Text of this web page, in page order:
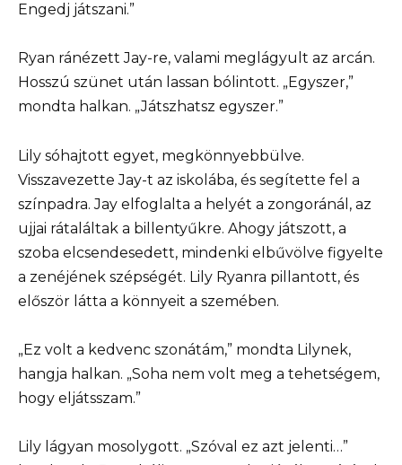
Engedj játszani.”
Ryan ránézett Jay-re, valami meglágyult az arcán.
Hosszú szünet után lassan bólintott. „Egyszer,”
mondta halkan. „Játszhatsz egyszer.”
Lily sóhajtott egyet, megkönnyebbülve.
Visszavezette Jay-t az iskolába, és segítette fel a
színpadra. Jay elfoglalta a helyét a zongoránál, az
ujjai rátaláltak a billentyűkre. Ahogy játszott, a
szoba elcsendesedett, mindenki elbűvölve figyelte
a zenéjének szépségét. Lily Ryanra pillantott, és
először látta a könnyeit a szemében.
„Ez volt a kedvenc szonátám,” mondta Lilynek,
hangja halkan. „Soha nem volt meg a tehetségem,
hogy eljátsszam.”
Lily lágyan mosolygott. „Szóval ez azt jelenti…”